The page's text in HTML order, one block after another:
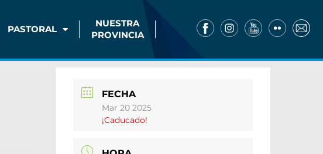
PASTORAL
NUESTRA
PROVINCIA
FECHA
Mar 20 2025
¡Caducado!